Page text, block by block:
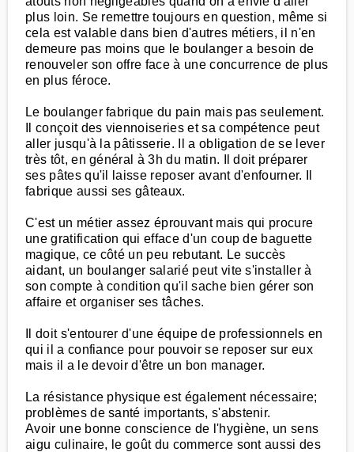
plus loin. Se remettre toujours en question, même si
cela est valable dans bien d'autres métiers, il n'en
demeure pas moins que le boulanger a besoin de
renouveler son offre face à une concurrence de plus
en plus féroce.
Le boulanger fabrique du pain mais pas seulement.
Il conçoit des viennoiseries et sa compétence peut
aller jusqu'à la pâtisserie. Il a obligation de se lever
très tôt, en général à 3h du matin. Il doit préparer
ses pâtes qu'il laisse reposer avant d'enfourner. Il
fabrique aussi ses gâteaux.
C'est un métier assez éprouvant mais qui procure
une gratification qui efface d'un coup de baguette
magique, ce côté un peu rebutant. Le succès
aidant, un boulanger salarié peut vite s'installer à
son compte à condition qu'il sache bien gérer son
affaire et organiser ses tâches.
Il doit s'entourer d'une équipe de professionnels en
qui il a confiance pour pouvoir se reposer sur eux
mais il a le devoir d'être un bon manager.
La résistance physique est également nécessaire;
problèmes de santé importants, s'abstenir.
Avoir une bonne conscience de l'hygiène, un sens
aigu culinaire, le goût du commerce sont aussi des